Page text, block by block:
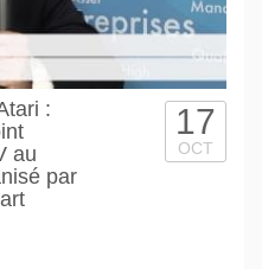
:
au
par
17
OCT